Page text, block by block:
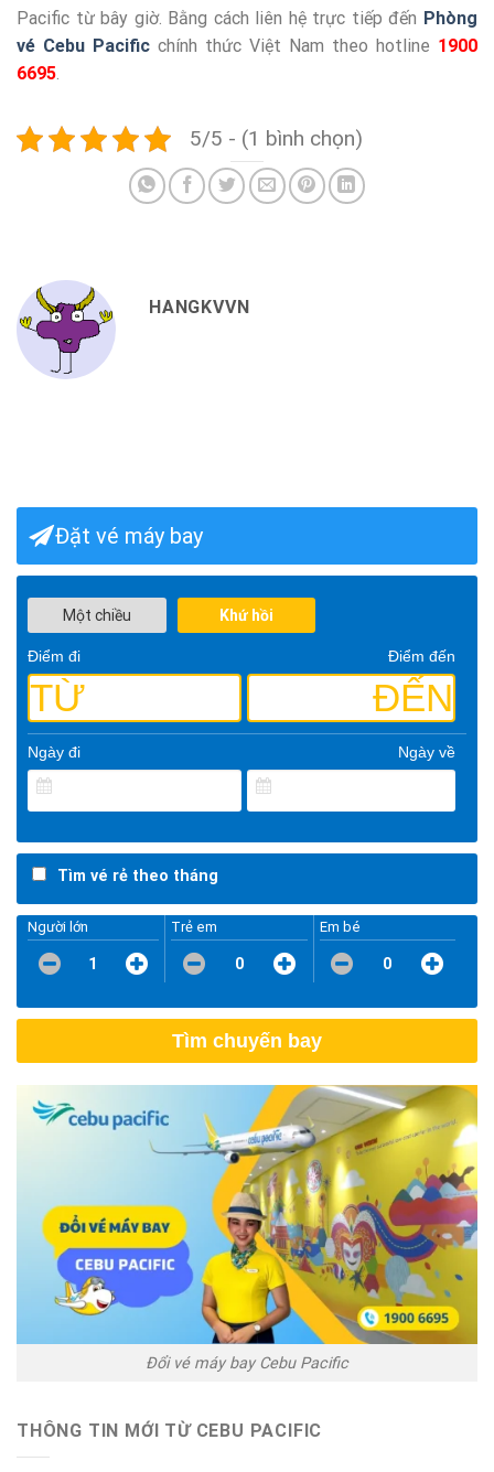
Pacific từ bây giờ. Bằng cách liên hệ trực tiếp đến Phòng
vé Cebu Pacific chính thức Việt Nam theo hotline 1900
6695.
5/5 - (1 bình chọn)
HANGKVVN
Đặt vé máy bay
Một chiều Khứ hồi
Điểm đi Điểm đến
TỪ ĐẾN
Ngày đi Ngày về
Tìm vé rẻ theo tháng
Người lớn
1
Trẻ em
0
Em bé
0
Tìm chuyến bay
Đổi vé máy bay Cebu Pacific
THÔNG TIN MỚI TỪ CEBU PACIFIC